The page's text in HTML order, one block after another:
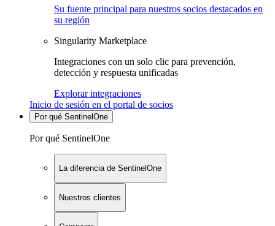
Su fuente principal para nuestros socios destacados en
su región
Singularity Marketplace
Integraciones con un solo clic para prevención,
detección y respuesta unificadas
Explorar integraciones
Inicio de sesión en el portal de socios
Por qué SentinelOne
Por qué SentinelOne
La diferencia de SentinelOne
Nuestros clientes